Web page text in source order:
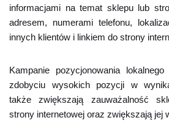
informacjami na temat sklepu lub
adresem, numerami telefonu,
innych klientów i linkiem do strony
Kampanie pozycjonowania
zdobyciu wysokich pozycji w
także zwiększają zauważalność
strony internetowej oraz zwiększają jej